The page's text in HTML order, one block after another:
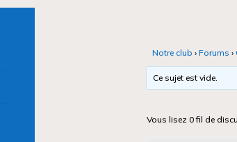
Notre club › Forums ›
Ce sujet est vide.
Vous lisez 0 fil de